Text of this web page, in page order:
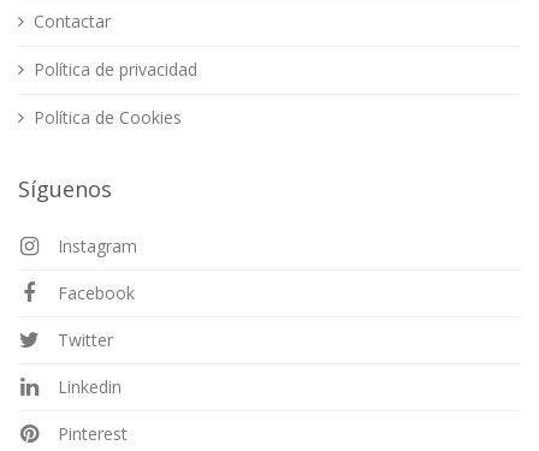
Contactar
Política de privacidad
Política de Cookies
Síguenos
Instagram
Facebook
Twitter
Linkedin
Pinterest